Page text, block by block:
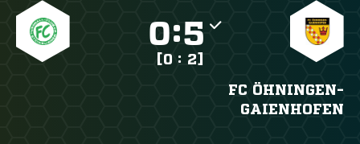
:
[0 : 2]
FC ÖHNINGEN-
GAIENHOFEN